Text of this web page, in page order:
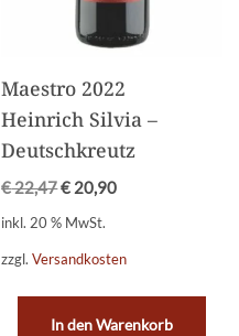
Maestro 2022
Heinrich Silvia –
Deutschkreutz
€22,47€ 20,90
inkl. 20 % MwSt.
zzgl.Versandkosten
In den Warenkorb